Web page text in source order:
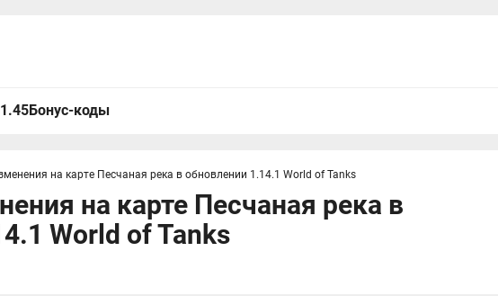
Бонус-коды
на карте Песчаная река в обновлении 1.14.1 World of Tanks
на карте Песчаная река в
World of Tanks